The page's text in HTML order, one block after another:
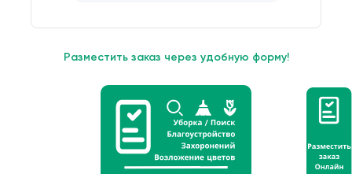
Разместить заказ через удобную форму!